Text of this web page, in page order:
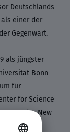
Deutschlands
einer der
Gegenwart.
als jüngster
Bonn
für
for Science
an der New